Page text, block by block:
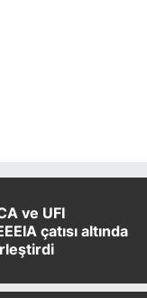
ve UFI
çatısı altında